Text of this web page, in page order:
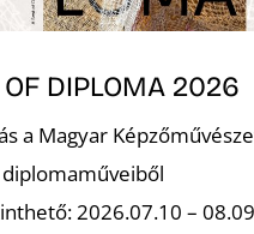
OF DIPLOMA 2026
a Magyar
2026.07.10 –